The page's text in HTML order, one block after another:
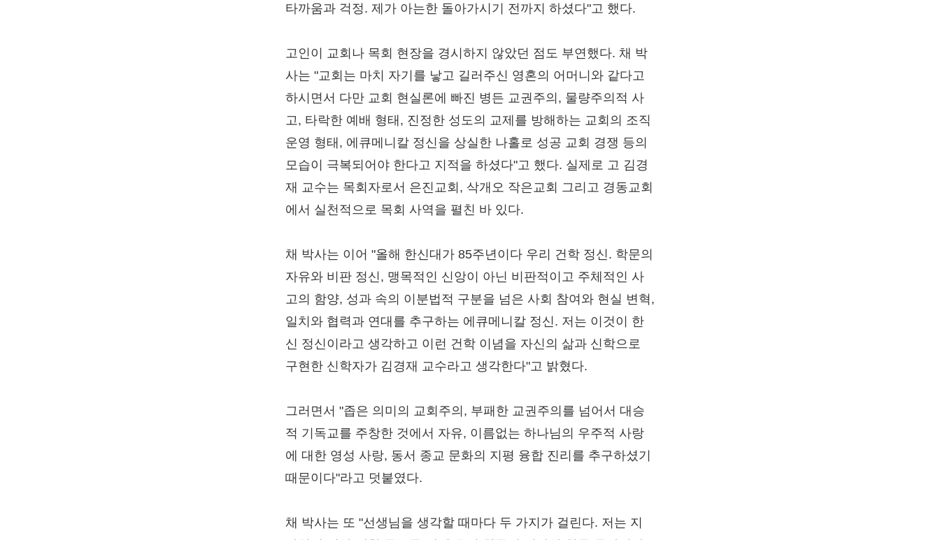
타까움과 걱정. 제가 아는한 돌아가시기 전까지 하셨다"고 했다.
고인이 교회나 목회 현장을 경시하지 않았던 점도 부연했다. 채 박
사는 "교회는 마치 자기를 낳고 길러주신 영혼의 어머니와 같다고
하시면서 다만 교회 현실론에 빠진 병든 교권주의, 물량주의적 사
고, 타락한 예배 형태, 진정한 성도의 교제를 방해하는 교회의 조직
운영 형태, 에큐메니칼 정신을 상실한 나홀로 성공 교회 경쟁 등의
모습이 극복되어야 한다고 지적을 하셨다"고 했다. 실제로 고 김경
재 교수는 목회자로서 은진교회, 삭개오 작은교회 그리고 경동교회
에서 실천적으로 목회 사역을 펼친 바 있다.
채 박사는 이어 "올해 한신대가 85주년이다 우리 건학 정신. 학문의
자유와 비판 정신, 맹목적인 신앙이 아닌 비판적이고 주체적인 사
고의 함양, 성과 속의 이분법적 구분을 넘은 사회 참여와 현실 변혁,
일치와 협력과 연대를 추구하는 에큐메니칼 정신. 저는 이것이 한
신 정신이라고 생각하고 이런 건학 이념을 자신의 삶과 신학으로
구현한 신학자가 김경재 교수라고 생각한다"고 밝혔다.
그러면서 "좁은 의미의 교회주의, 부패한 교권주의를 넘어서 대승
적 기독교를 주창한 것에서 자유, 이름없는 하나님의 우주적 사랑
에 대한 영성 사랑, 동서 종교 문화의 지평 융합 진리를 추구하셨기
때문이다"라고 덧붙였다.
채 박사는 또 "선생님을 생각할 때마다 두 가지가 걸린다. 저는 지